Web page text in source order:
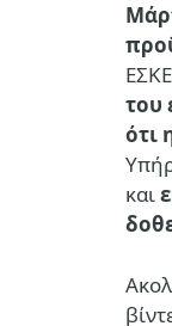
του
ότι
και